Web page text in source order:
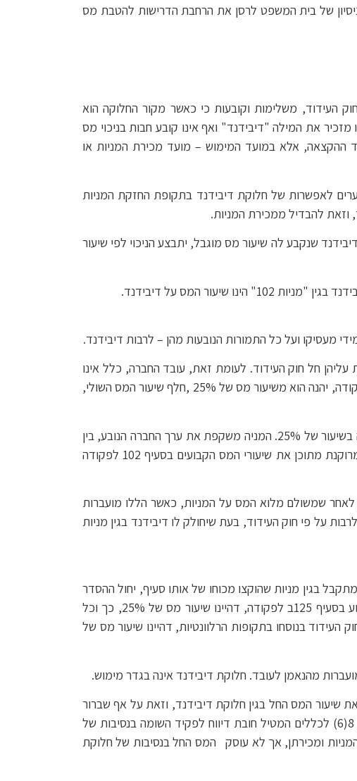
מסלול 102 הוני. ניתן לראות בפסק הדין כניסיון של בית המשפט לרסן את הרחבת הדרישות להטבת מס
לפקודה קובע את שיעור המס החל על דיבידנד בידי יחיד, והוראות סעיפים 51ב(ג)(1) ו-51יח לחוק העידוד, משלימות וקובעות כי כאשר מקור החלוקה הוא
מוטב או מועדף, שיעור המס, נכון לעת הרלוונטית, הוא 15%. לעומת הוראות אלו, סעיף 102 איננו מזכיר את המילה "דיבידנד" ואף אינו קובע חבות בניכוי מס
ההקצאה, אלא במועד המימוש – מועד מכירת המניות או
מס הכנסה (הקלות מס בהקצאת מניות לעובדים) התשס"ג – 2003 .כללים אלו ערים לאפשרות של חלוקת דיבידנד בתקופת החזקת המניות
מדיבידנד ומרווחים מסויימים), התשס"ו – 2005 נקבע כי בחלוקת דיבידנד שנקבע לה שיעור מס מוגבל, יתבצע הניכוי לפי שיעור
המס על דיבידנד.
חל חוק העידוד. לעומת זאת, עובד החברה, כלל אינו
משקיע כספים בחברה. לפיכך, ככל שהחברה המעסיקה בוחרת ליתן לעובד חלק משכרו במניות לפי סעיף 102 לפקודה, יהנה הוא משיעור מס של 25% ,חלף שיעור המס השולי,
• החלת מיסוי אחיד על הדיבידנד, כמו על המניה עצמה, מגשימה את הקביעה בסעיף 102 כי מימוש המניה ימוסה בשיעור של 25%. המניה משקפת את ערך החברה הנובע, בין
היתר, מהרווחים שהיא מפיקה. כל חלוקת דיבידנד בהכרח מפחיתה את ערך המניה, ועל כן פרשנות המערערים מרוקנת מתוכן את שיעורי המס הקבועים בסעיף 102 לפקודה
הייחודי הקבוע בסעיף. רק לאחר שמשולם מלוא המס על המניות, כאשר הללו מועברות
על פי חוק העידוד, בעת שיחולק לו דיבידנד בגין מניות
102 הסדר ספציפי לגבי מיסוי דיבידנד המתקבל בגין מניות שהוקצו מכוחו של אותו סעיף, יחול ההסדר
הקבוע בהוראות דין אחרות הנוגעות לכך. לפיכך, כשם שבגין מניות "רגילות" יחול שיעור המס על דיבידנד כקבוע בסעיף 125ב לפקודה, דהיינו שיעור מס של 25%, כך וכל
המחולק בגין מניות בחברה עליה חל חוק העידוד, יחול שיעור המס הקבוע בסעיף 51ב(ג)(1) לחוק העידוד בנוסחו בתקופות הרלוונטיות, דהיינו שיעור מס של
שיעור המס החל בגין חלוקת דיבידנד, וזאת על אף שברור
כי מצב דברים זה של חלוקת דיבידנד בגין המניות המוחזקות בידי הנאמן עמד לפני עיני המחוקק, כעולה מכלל 8(6) לכללים המטיל חובת דיווח לפקיד השומה בנסיבות של
בשל העברת המניות ומכירתן, אך לא עוסק המס החל בנסיבות של חלוקת